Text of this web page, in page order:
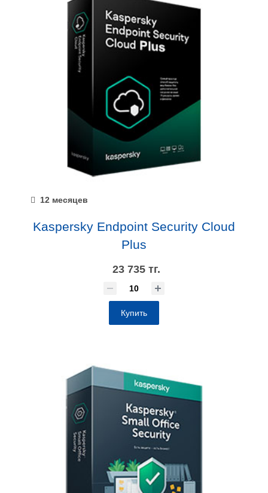
12 месяцев
Kaspersky Endpoint Security Cloud
Plus
23 735 тг.
Купить